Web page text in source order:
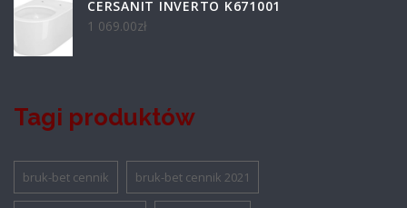
CERSANIT INVERTO K671001
1 069.00zł
Tagi produktów
bruk-bet cennik bruk-bet cennik 2021